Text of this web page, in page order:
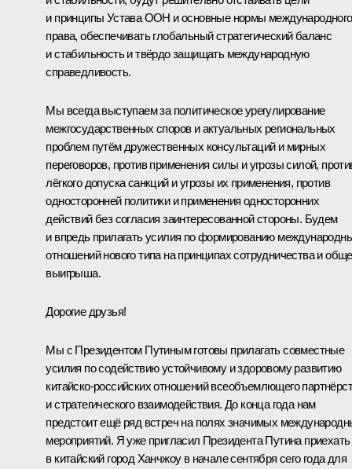
и принципы Устава ООН и основные нормы международного
права, обеспечивать глобальный стратегический баланс
и стабильность и твёрдо защищать международную
справедливость.
Мы всегда выступаем за политическое урегулирование
межгосударственных споров и актуальных региональных
проблем путём дружественных консультаций и мирных
переговоров, против применения силы и угрозы силой,
лёгкого допуска санкций и угрозы их применения, против
односторонней политики и применения односторонних
действий без согласия заинтересованной стороны. Будем
и впредь прилагать усилия по формированию
отношений нового типа на принципах сотрудничества и
выигрыша.
Дорогие друзья!
Мы с Президентом Путиным готовы прилагать совместные
усилия по содействию устойчивому и здоровому развитию
китайско-российских отношений всеобъемлющего
и стратегического взаимодействия. До конца года нам
предстоит ещё ряд встреч на полях значимых
мероприятий. Я уже пригласил Президента Путина приехать
в китайский город Ханчжоу в начале сентября сего года для